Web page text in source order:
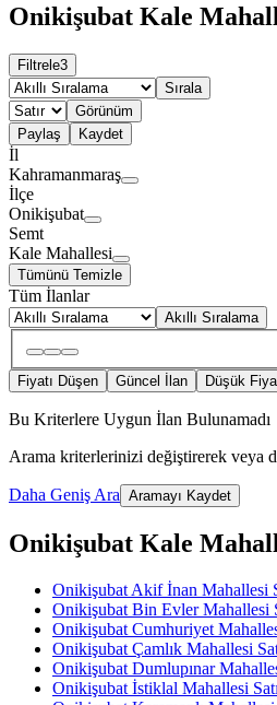
Onikişubat Kale
Filtrele3
Sırala
Görünüm
Paylaş
Kaydet
İl
Kahramanmaraş
İlçe
Onikişubat
Semt
Kale Mahallesi
Tümünü Temizle
Tüm İlanlar
Akıllı Sıralama
Fiyatı Düşen Güncel İlan Düşük
Bu Kriterlere Uygun İlan Bulunamadı
Arama kriterlerinizi değiştirerek veya
Daha Geniş Ara Aramayı Kaydet
Onikişubat Kale
Onikişubat Akif İnan Mahallesi
Onikişubat Bin Evler Mahallesi
Onikişubat Cumhuriyet
Onikişubat Çamlık Mahallesi
Onikişubat Dumlupınar
Onikişubat İstiklal Mahallesi